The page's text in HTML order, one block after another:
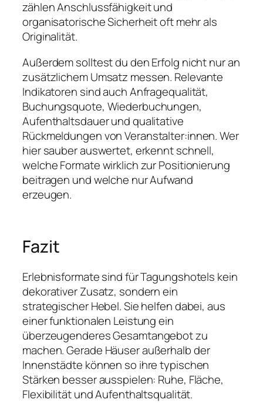
zählen Anschlussfähigkeit und
organisatorische Sicherheit oft mehr als
Originalität.
Außerdem solltest du den Erfolg nicht nur an
zusätzlichem Umsatz messen. Relevante
Indikatoren sind auch Anfragequalität,
Buchungsquote, Wiederbuchungen,
Aufenthaltsdauer und qualitative
Rückmeldungen von Veranstalter:innen. Wer
hier sauber auswertet, erkennt schnell,
welche Formate wirklich zur Positionierung
beitragen und welche nur Aufwand
erzeugen.
Fazit
Erlebnisformate sind für Tagungshotels kein
dekorativer Zusatz, sondern ein
strategischer Hebel. Sie helfen dabei, aus
einer funktionalen Leistung ein
überzeugenderes Gesamtangebot zu
machen. Gerade Häuser außerhalb der
Innenstädte können so ihre typischen
Stärken besser ausspielen: Ruhe, Fläche,
Flexibilität und Aufenthaltsqualität.